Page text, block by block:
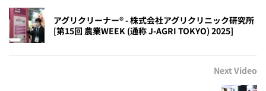
アグリクリーナー®︎ - 株式会社アグリクリニック研究所
[第15回 農業WEEK (通称 J-AGRI TOKYO) 2025]
Next Video